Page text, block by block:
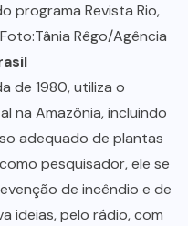
programa Revista Rio,
Rêgo/Agência
de 1980, utiliza o
na Amazônia, incluindo
adequado de plantas
pesquisador, ele se
de incêndio e de
ideias, pelo rádio, com